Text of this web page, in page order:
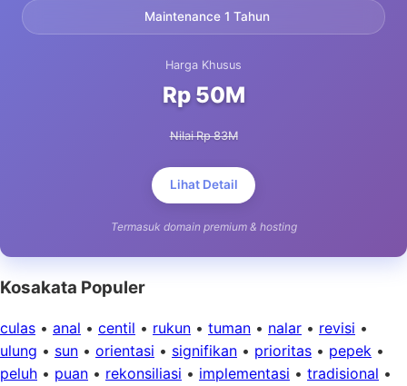
Maintenance 1 Tahun
Harga Khusus
Rp 50M
Nilai Rp 83M
Lihat Detail
Termasuk domain premium & hosting
Kosakata Populer
culas • anal • centil • rukun • tuman • nalar • revisi •
ulung • sun • orientasi • signifikan • prioritas • pepek •
peluh • puan • rekonsiliasi • implementasi • tradisional •